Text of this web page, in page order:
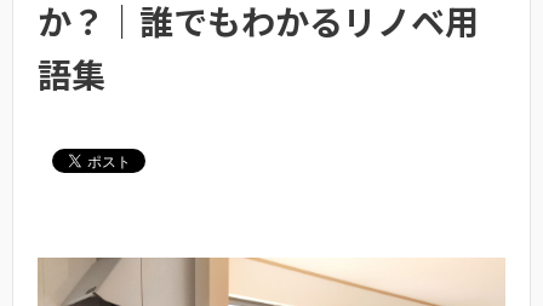
か？｜誰でもわかるリノベ用
語集